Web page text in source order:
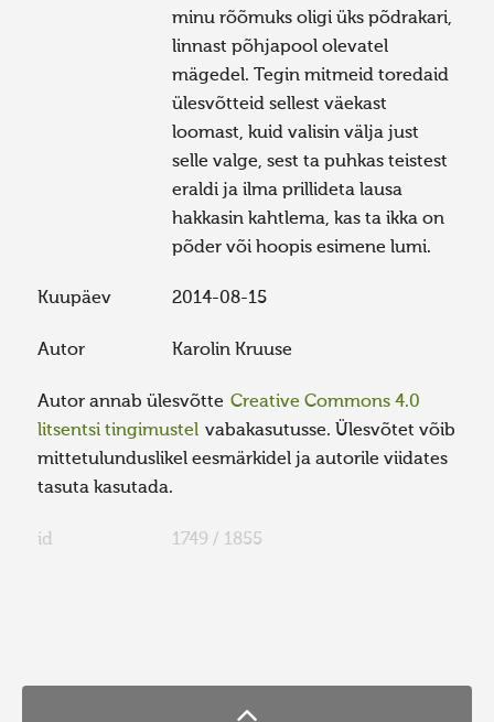
minu rõõmuks oligi üks põdrakari,
linnast põhjapool olevatel
mägedel. Tegin mitmeid toredaid
ülesvõtteid sellest väekast
loomast, kuid valisin välja just
selle valge, sest ta puhkas teistest
eraldi ja ilma prillideta lausa
hakkasin kahtlema, kas ta ikka on
põder või hoopis esimene lumi.
Kuupäev 2014-08-15
Autor Karolin Kruuse
Autor annab ülesvõtte Creative Commons 4.0
litsentsi tingimustel vabakasutusse. Ülesvõtet võib
mittetulunduslikel eesmärkidel ja autorile viidates
tasuta kasutada.
id 1749 / 1855